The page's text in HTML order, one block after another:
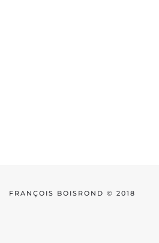
FRANÇOIS BOISROND © 2018